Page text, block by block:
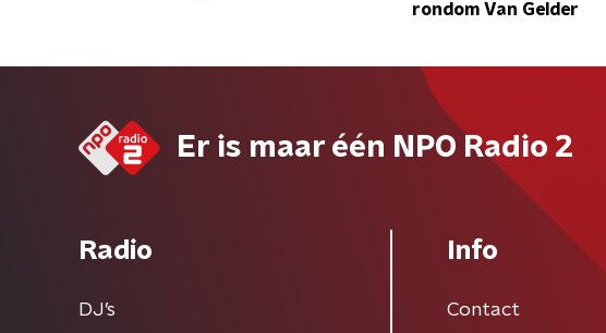
rondom Van Gelder
Er is maar één NPO Radio 2
Radio
DJ’s
Info
Contact